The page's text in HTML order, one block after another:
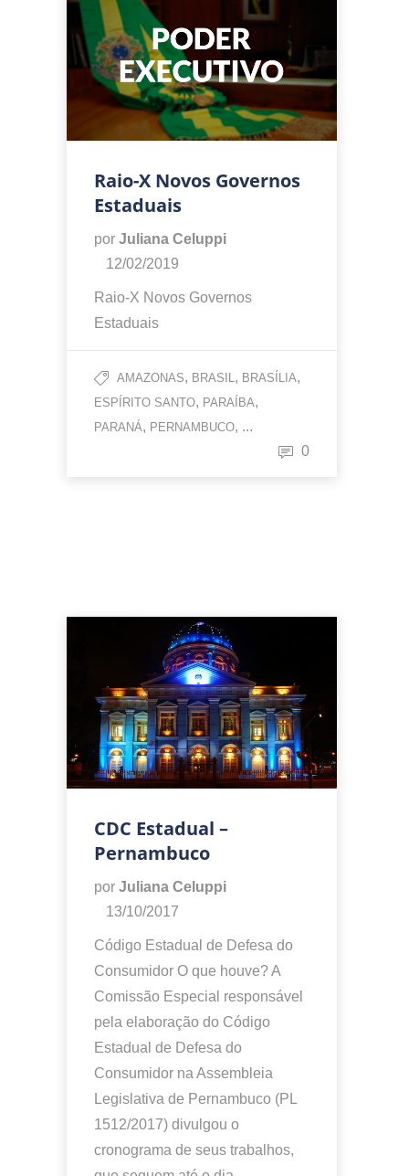
Raio-X Novos Governos
Estaduais
por Juliana Celuppi
12/02/2019
Raio-X Novos Governos
Estaduais
AMAZONAS, BRASIL, BRASÍLIA,
ESPÍRITO SANTO, PARAÍBA,
PARANÁ, PERNAMBUCO, ...
0
CDC Estadual –
Pernambuco
por Juliana Celuppi
13/10/2017
Código Estadual de Defesa do
Consumidor O que houve? A
Comissão Especial responsável
pela elaboração do Código
Estadual de Defesa do
Consumidor na Assembleia
Legislativa de Pernambuco (PL
1512/2017) divulgou o
cronograma de seus trabalhos,